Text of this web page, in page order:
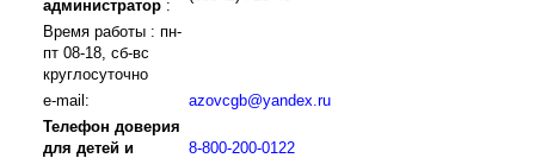
администратор :
Время работы : пн-
пт 08-18, сб-вс
круглосуточно
e-mail:
azovcgb@yandex.ru
Телефон доверия
для детей и
8-800-200-0122